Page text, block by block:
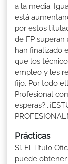
a la media.
está
por estos
de FP superan
han finalizado
que los
empleo y les
fijo. Por todo
Profesional
Prácticas
Sí. El Título
puede